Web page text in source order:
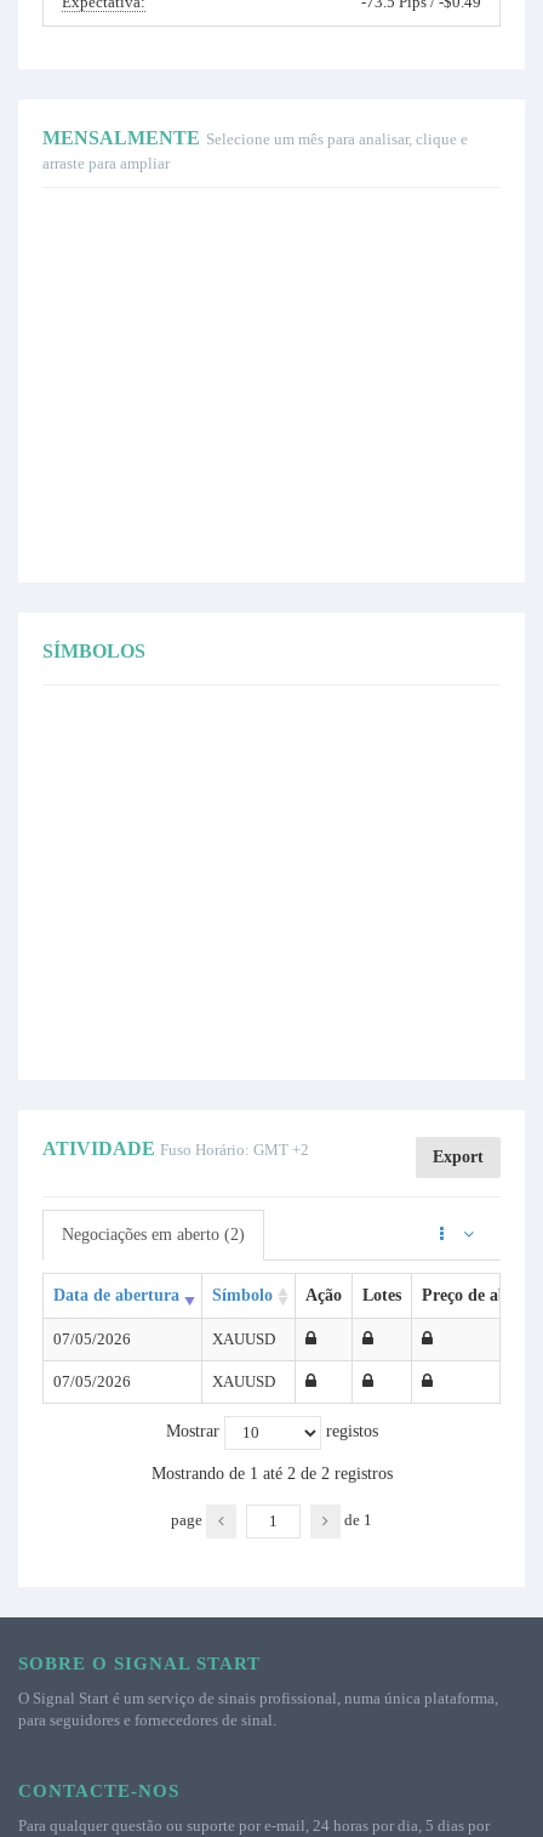
MENSALMENTE Selecione um mês para analisar, clique e
arraste para ampliar
SÍMBOLOS
ATIVIDADE Fuso Horário: GMT +2 Export
Negociações em aberto (2)
Data de abertura Símbolo Ação Lotes Preço de
07/05/2026 XAUUSD
07/05/2026 XAUUSD
Mostrar registos
Mostrando de 1 até 2 de 2 registros
page de 1
SOBRE O SIGNAL START
O Signal Start é um serviço de sinais profissional, numa única plataforma,
para seguidores e fornecedores de sinal.
CONTACTE-NOS
Para qualquer questão ou suporte por e-mail, 24 horas por dia, 5 dias por